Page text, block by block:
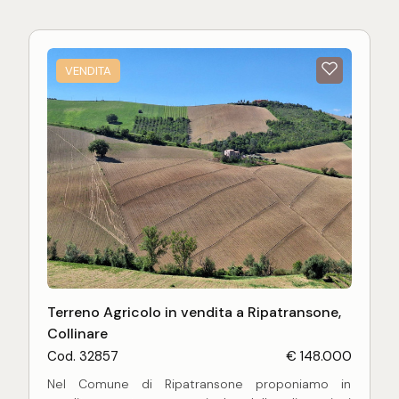
VENDITA
Terreno Agricolo in vendita a Ripatransone,
Collinare
Cod. 32857 € 148.000
Nel Comune di Ripatransone proponiamo in